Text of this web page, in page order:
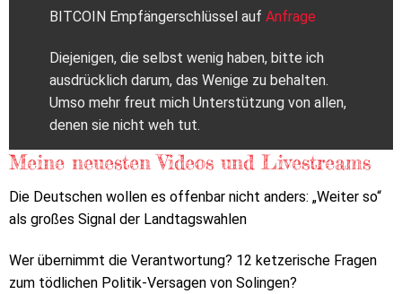
BITCOIN Empfängerschlüssel auf Anfrage
Diejenigen, die selbst wenig haben, bitte ich
ausdrücklich darum, das Wenige zu behalten.
Umso mehr freut mich Unterstützung von allen,
denen sie nicht weh tut.
Meine neuesten Videos und Livestreams
Die Deutschen wollen es offenbar nicht anders: „Weiter so“
als großes Signal der Landtagswahlen
Wer übernimmt die Verantwortung? 12 ketzerische Fragen
zum tödlichen Politik-Versagen von Solingen?